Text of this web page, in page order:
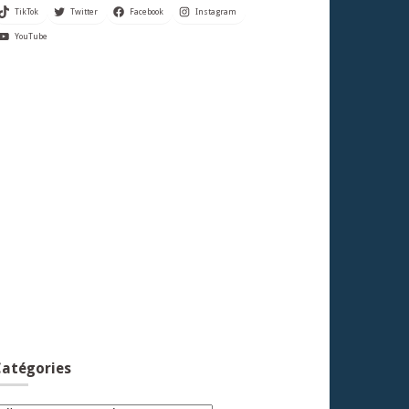
TikTok Twitter Facebook Instagram
YouTube